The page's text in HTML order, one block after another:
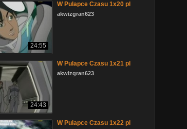
24:55
W Pulapce Czasu 1x20 pl
akwizgran623
24:43
W Pulapce Czasu 1x21 pl
akwizgran623
W Pulapce Czasu 1x22 pl